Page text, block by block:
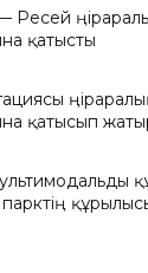
Ресей
қатысты
қатысып